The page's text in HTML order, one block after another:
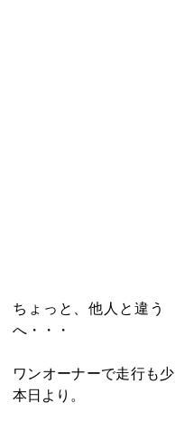
ちょっと、他人と違
へ・・・
ワンオーナーで走行も
本日より。